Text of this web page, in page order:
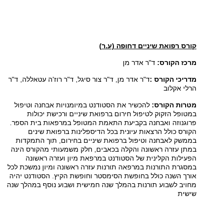
קורס רפואת שיניים דחופה (ע.ר(
מרכז הקורס: ד"ר אדר מן
מדריכי הקורס :ד"ר אדר מן, ד"ר צור סיגל, ד"ר רוז'ה עטאללה, ד"ר
הרלי אקלוב
מטרות הקורס: להכשיר את הסטודנט במיומנויות אבחנה וטיפול
במטופל הזקוק לטיפול חירום ברפואת שיניים ורכישת יכולות
פרוגנוזה ואבחנה בקביעת התאמת המטופל במרפאות בית הספר
הקורס כולל הרצאות עיונית בכל הדיספלינות ברפואת שינים
בממשק לאבחנה וטיפול ברפואת שיניים בחירום, תוך התמקדות
במתן עזרה ראשונה והקלה בכאבים, חלק משמעותי מהקורס הינה
הפעילות הקלינית של הסטודנט במרפאת מיון ועזרה ראשונה
במסגרת התורנות במרפאה תורנות עזרה ראשונה ומיון נמשכת לכל
אורך השנה כולל בחופשת הסימסטר וחופשת הקיץ. הסטודנט יהיה
מחויב לשבוע תורנות בהמלך שנה חמישית ושבוע נוסף במהלך שנה
שישית